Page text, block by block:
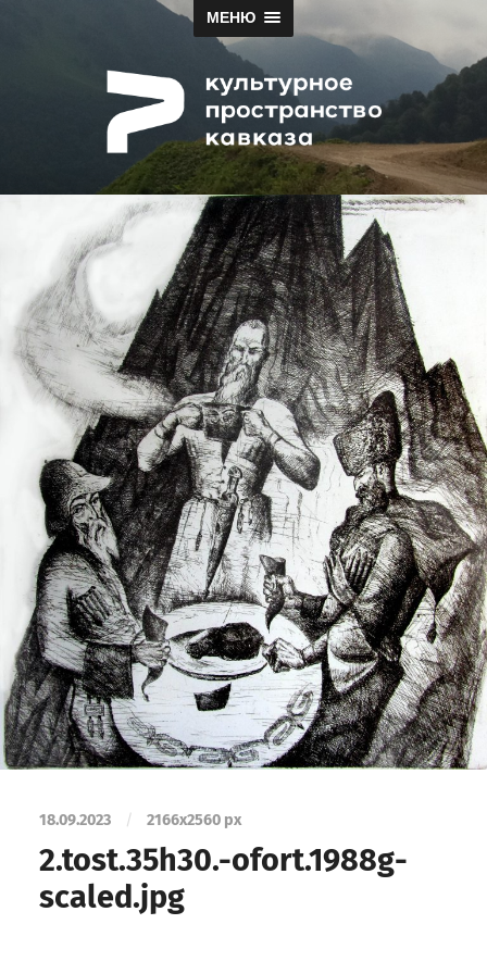
МЕНЮ
18.09.2023 / 2166x2560 px
2.tost.35h30.-ofort.1988g-
scaled.jpg